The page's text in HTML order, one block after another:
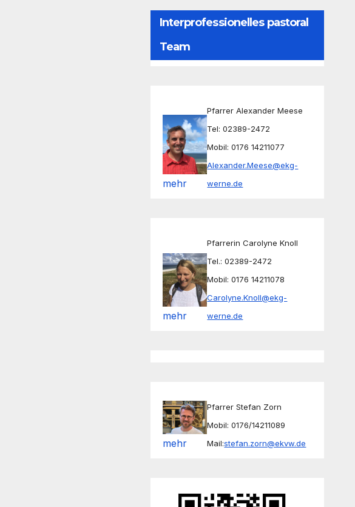
Interprofessionelles pastoral
Team
mehr
Pfarrer Alexander Meese
Tel: 02389-2472
Mobil: 0176 14211077
Alexander.Meese@ekg-
werne.de
mehr
Pfarrerin Carolyne Knoll
Tel.: 02389-2472
Mobil: 0176 14211078
Carolyne.Knoll@ekg-
werne.de
mehr
Pfarrer Stefan Zorn
Mobil: 0176/14211089
Mail:stefan.zorn@ekvw.de